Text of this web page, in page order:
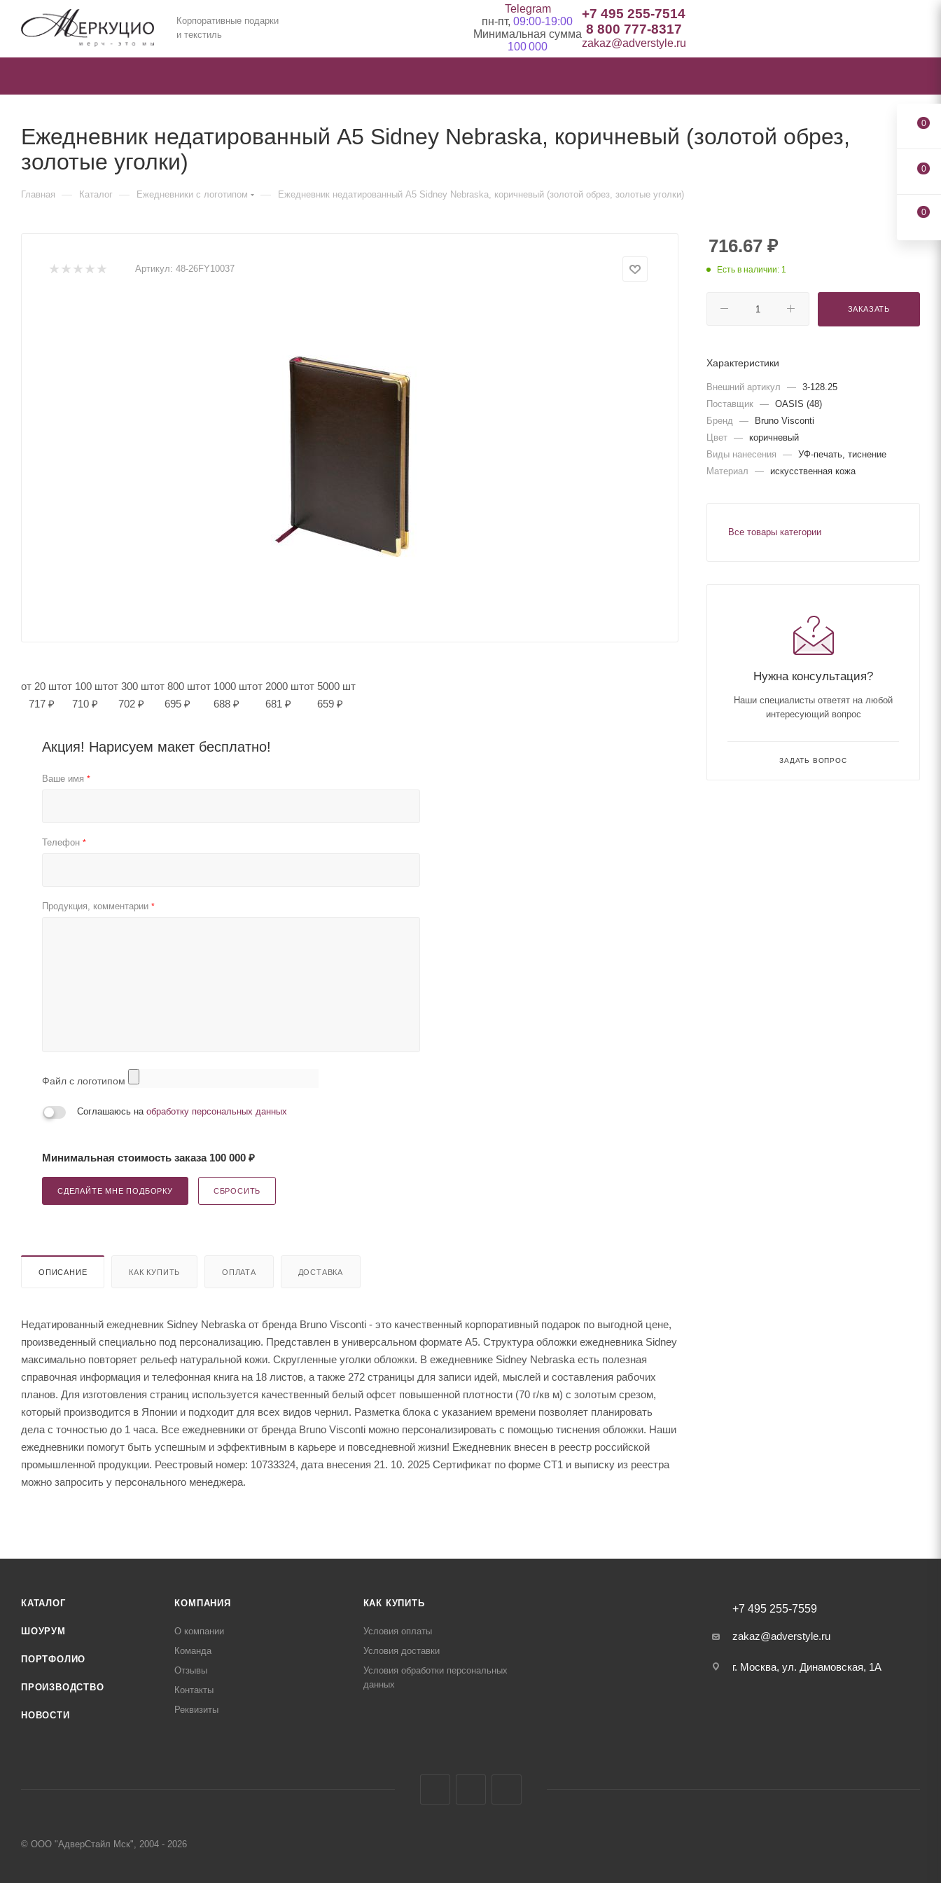
Корпоративные подарки
и текстиль
Telegram
пн-пт, 09:00-19:00
Минимальная сумма
100 000
+7 495 255-7514
8 800 777-8317
zakaz@adverstyle.ru
Ежедневник недатированный А5 Sidney Nebraska, коричневый (золотой обрез,
золотые уголки)
Главная — Каталог — Ежедневники c логотипом — Ежедневник недатированный А5 Sidney Nebraska, коричневый (золотой обрез, золотые уголки)
Артикул: 48-26FY10037
от 20 шт
717 ₽
от 100 шт
710 ₽
от 300 шт
702 ₽
от 800 шт
695 ₽
от 1000 шт
688 ₽
от 2000 шт
681 ₽
от 5000 шт
659 ₽
Акция! Нарисуем макет бесплатно!
Ваше имя *
Телефон *
Продукция, комментарии *
Файл с логотипом
Соглашаюсь на обработку персональных данных
Минимальная стоимость заказа 100 000 ₽
СДЕЛАЙТЕ МНЕ ПОДБОРКУ СБРОСИТЬ
ОПИСАНИЕ КАК КУПИТЬ ОПЛАТА ДОСТАВКА
Недатированный ежедневник Sidney Nebraska от бренда Bruno Visconti - это качественный корпоративный подарок по выгодной цене,
произведенный специально под персонализацию. Представлен в универсальном формате А5. Структура обложки ежедневника Sidney
максимально повторяет рельеф натуральной кожи. Скругленные уголки обложки. В ежедневнике Sidney Nebraska есть полезная
справочная информация и телефонная книга на 18 листов, а также 272 страницы для записи идей, мыслей и составления рабочих
планов. Для изготовления страниц используется качественный белый офсет повышенной плотности (70 г/кв м) с золотым срезом,
который производится в Японии и подходит для всех видов чернил. Разметка блока с указанием времени позволяет планировать
дела с точностью до 1 часа. Все ежедневники от бренда Bruno Visconti можно персонализировать с помощью тиснения обложки. Наши
ежедневники помогут быть успешным и эффективным в карьере и повседневной жизни! Ежедневник внесен в реестр российской
промышленной продукции. Реестровый номер: 10733324, дата внесения 21. 10. 2025 Сертификат по форме СТ1 и выписку из реестра
можно запросить у персонального менеджера.
716.67 ₽
Есть в наличии: 1
ЗАКАЗАТЬ
Характеристики
Внешний артикул — 3-128.25
Поставщик — OASIS (48)
Бренд
—
Bruno Visconti
Цвет — коричневый
Виды нанесения
— УФ-печать, тиснение
Материал
— искусственная кожа
Все товары категории
Нужна консультация?
Наши специалисты ответят на любой
интересующий вопрос
ЗАДАТЬ ВОПРОС
КАТАЛОГ
ШОУРУМ
ПОРТФОЛИО
ПРОИЗВОДСТВО
НОВОСТИ
КОМПАНИЯ
О компании
Команда
Отзывы
Контакты
Реквизиты
КАК КУПИТЬ
Условия оплаты
Условия доставки
Условия обработки персональных
данных
+7 495 255-7559
zakaz@adverstyle.ru
г. Москва, ул. Динамовская, 1А
© ООО "АдверСтайл Мск", 2004 - 2026
0
0
0